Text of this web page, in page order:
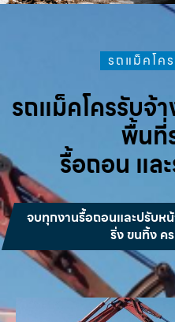
รถแม็คโค
รถแม็คโครรับจ้
พื้นที่
รื้อถอน แล
จบทุกงานรื้อถอนและปรับห
ริ่ง ขนทิ้ง ค